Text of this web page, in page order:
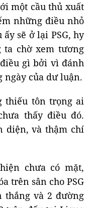
một cầu thủ xuất
những điều nhỏ
sẽ ở lại PSG, hy
ta chờ xem tương
gì bởi vì đánh
ngày của dư luận.
thiếu tôn trọng ai
thấy điều đó.
diện, và thậm chí
chưa có mặt,
trên sân cho PSG
thắng và 2 đường